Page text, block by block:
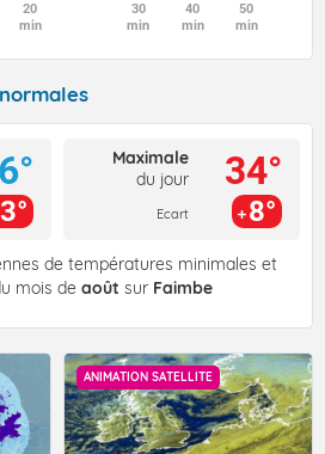
20
min
30
min
40
min
50
min
3°
Maximale
du jour
Ecart
34°
8°
de températures minimales et
mois de août sur Faimbe
ANIMATION SATELLITE